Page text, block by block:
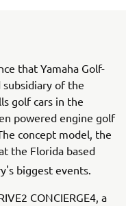
that Yamaha Golf-
subsidiary of the
golf cars in the
powered engine golf
concept model, the
the Florida based
biggest events.
CONCIERGE4, a